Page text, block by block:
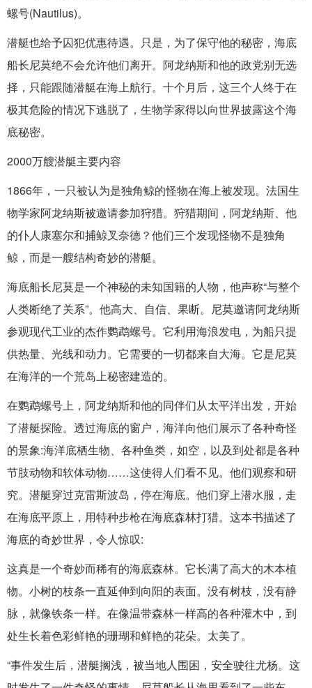
螺号(Nautilus)。
潜艇也给予囚犯优惠待遇。只是，为了保守他的秘密，海底
船长尼莫绝不会允许他们离开。阿龙纳斯和他的政党别无选
择，只能跟随潜艇在海上航行。十个月后，这三个人终于在
极其危险的情况下逃脱了，生物学家得以向世界披露这个海
底秘密。
2000万艘潜艇主要内容
1866年，一只被认为是独角鲸的怪物在海上被发现。法国生
物学家阿龙纳斯被邀请参加狩猎。狩猎期间，阿龙纳斯、他
的仆人康塞尔和捕鲸叉奈德？他们三个发现怪物不是独角
鲸，而是一艘结构奇妙的潜艇。
海底船长尼莫是一个神秘的未知国籍的人物，他声称“与整个
人类断绝了关系”。他高大、自信、果断。尼莫邀请阿龙纳斯
参观现代工业的杰作鹦鹉螺号。它利用海浪发电，为船只提
供热量、光线和动力。它需要的一切都来自大海。它是尼莫
在海洋的一个荒岛上秘密建造的。
在鹦鹉螺号上，阿龙纳斯和他的同伴们从太平洋出发，开始
了潜艇探险。透过海底的窗户，海洋向他们展示了各种奇怪
的景象:海洋底栖生物、各种鱼类，如空，以及到处都是各种
节肢动物和软体动物……这使得人们看不见。他们观察和研
究。潜艇穿过克雷斯波岛，停在海底。他们穿上潜水服，走
在海底平原上，用特种步枪在海底森林打猎。这本书描述了
海底的奇妙世界，令人惊叹:
这真是一个奇妙而稀有的海底森林。它长满了高大的木本植
物。小树的枝条一直延伸到向阳的表面。没有树枝，没有静
脉，就像铁条一样。在像温带森林一样高的各种灌木中，到
处生长着色彩鲜艳的珊瑚和鲜艳的花朵。太美了。
“事件发生后，潜艇搁浅，被当地人围困，安全驶往尤杨。这